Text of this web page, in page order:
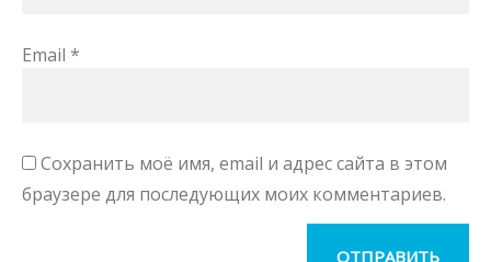
Email *
Сохранить моё имя, email и адрес сайта в этом
браузере для последующих моих комментариев.